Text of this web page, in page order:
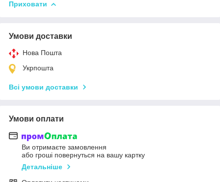
Приховати
Умови доставки
Нова Пошта
Укрпошта
Всі умови доставки
Умови оплати
Ви отримаєте замовлення
або гроші повернуться на вашу картку
Детальніше